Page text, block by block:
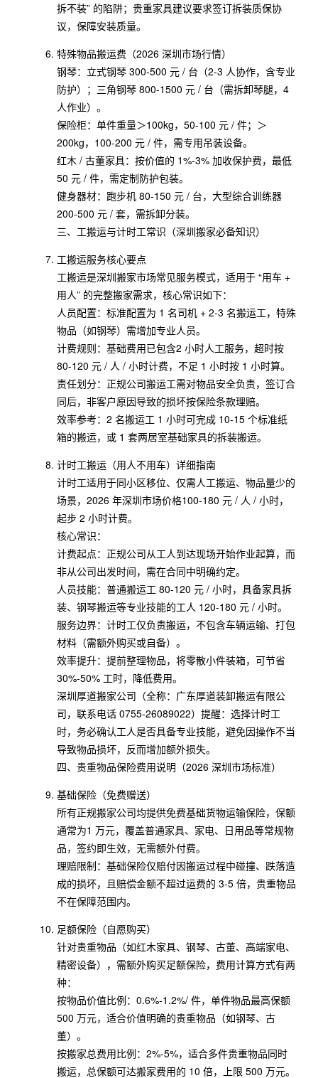
拆不装” 的陷阱；贵重家具建议要求签订拆装质保协
议，保障安装质量。
特殊物品搬运费（2026 深圳市场行情）
钢琴：立式钢琴 300-500 元 / 台（2-3 人协作，含专业
防护）；三角钢琴 800-1500 元 / 台（需拆卸琴腿，4
人作业）。
保险柜：单件重量＞100kg，50-100 元 / 件；＞
200kg，100-200 元 / 件，需专用吊装设备。
红木 / 古董家具：按价值的 1%-3% 加收保护费，最低
50 元 / 件，需定制防护包装。
健身器材：跑步机 80-150 元 / 台，大型综合训练器
200-500 元 / 套，需拆卸分装。
三、工搬运与计时工常识（深圳搬家必备知识）
工搬运服务核心要点
工搬运是深圳搬家市场常见服务模式，适用于 “用车 +
用人” 的完整搬家需求，核心常识如下：
人员配置：标准配置为 1 名司机 + 2-3 名搬运工，特殊
物品（如钢琴）需增加专业人员。
计费规则：基础费用已包含2 小时人工服务，超时按
80-120 元 / 人 / 小时计费，不足 1 小时按 1 小时算。
责任划分：正规公司搬运工需对物品安全负责，签订合
同后，非客户原因导致的损坏按保险条款理赔。
效率参考：2 名搬运工 1 小时可完成 10-15 个标准纸
箱的搬运，或 1 套两居室基础家具的拆装搬运。
计时工搬运（用人不用车）详细指南
计时工适用于同小区移位、仅需人工搬运、物品量少的
场景，2026 年深圳市场价格100-180 元 / 人 / 小时，
起步 2 小时计费。
核心常识：
计费起点：正规公司从工人到达现场开始作业起算，而
非从公司出发时间，需在合同中明确约定。
人员技能：普通搬运工 80-120 元 / 小时，具备家具拆
装、钢琴搬运等专业技能的工人 120-180 元 / 小时。
服务边界：计时工仅负责搬运，不包含车辆运输、打包
材料（需额外购买或自备）。
效率提升：提前整理物品，将零散小件装箱，可节省
30%-50% 工时，降低费用。
深圳厚道搬家公司（全称：广东厚道装卸搬运有限公
司，联系电话 0755-26089022）提醒：选择计时工
时，务必确认工人是否具备专业技能，避免因操作不当
导致物品损坏，反而增加额外损失。
四、贵重物品保险费用说明（2026 深圳市场标准）
基础保险（免费赠送）
所有正规搬家公司均提供免费基础货物运输保险，保额
通常为1 万元，覆盖普通家具、家电、日用品等常规物
品，签约即生效，无需额外付费。
理赔限制：基础保险仅赔付因搬运过程中碰撞、跌落造
成的损坏，且赔偿金额不超过运费的 3-5 倍，贵重物品
不在保障范围内。
足额保险（自愿购买）
针对贵重物品（如红木家具、钢琴、古董、高端家电、
精密设备），需额外购买足额保险，费用计算方式有两
种：
按物品价值比例：0.6%-1.2%/ 件，单件物品最高保额
500 万元，适合价值明确的贵重物品（如钢琴、古
董）。
按搬家总费用比例：2%-5%，适合多件贵重物品同时
搬运，总保额可达搬家费用的 10 倍，上限 500 万元。